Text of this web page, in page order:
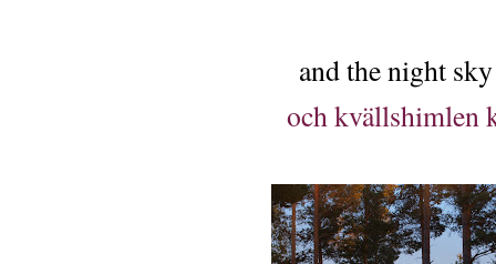
and the night
och kvällshimlen